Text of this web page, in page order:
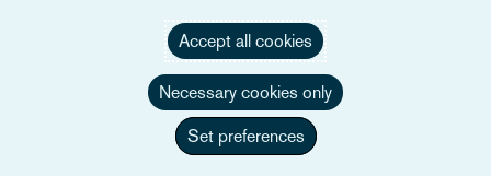
autres ou OCV vis-à-vis des tiers. Pour en savoir plus,
Accept all cookies
Necessary cookies only
Set preferences